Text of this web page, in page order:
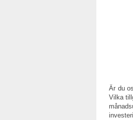
Är du
Vilka